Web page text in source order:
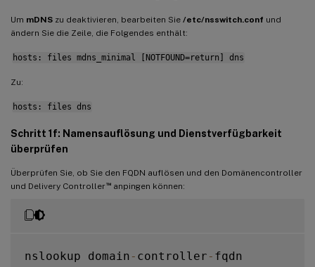
Um mDNS zu deaktivieren, bearbeiten Sie /etc/nsswitch.conf und
ändern Sie die Zeile, die Folgendes enthält:
hosts: files mdns_minimal [NOTFOUND=return] dns
Zu:
hosts: files dns
Schritt 1f: Namensauflösung und Dienstverfügbarkeit
überprüfen
Überprüfen Sie, ob Sie den FQDN auflösen und den Domänencontroller
und Delivery Controller™anpingen können:
nslookup domain - controller - fqdn